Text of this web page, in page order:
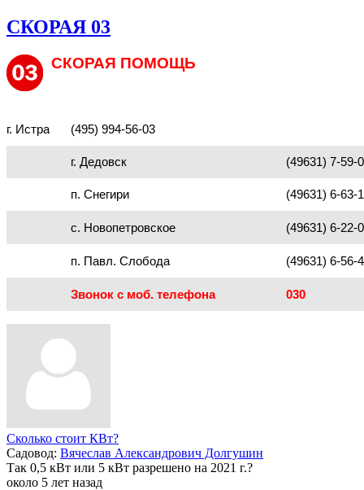
СКОРАЯ 03
СКОРАЯ ПОМОЩЬ
г. Истра (495) 994-56-03
г. Дедовск (49631) 7-59-
п. Снегири (49631) 6-63-
с. Новопетровское (49631) 6-22-
п. Павл. Слобода (49631) 6-56-
Звонок с моб. телефона 030
Сколько стоит КВт?
Садовод: Вячеслав Александрович Долгушин
Так 0,5 кВт или 5 кВт разрешено на 2021 г.?
около 5 лет назад